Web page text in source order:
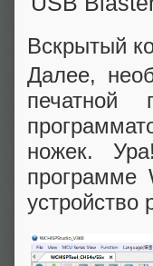
Вскрытый
Далее,
печатной
ножек.
программе
устройство